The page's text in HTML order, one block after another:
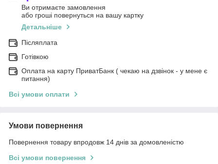
Ви отримаєте замовлення
або гроші повернуться на вашу картку
Детальніше
Післяплата
Готівкою
Оплата на карту ПриватБанк ( чекаю на дзвінок - у мене є
питання)
Всі умови оплати
Умови повернення
Повернення товару впродовж 14 днів за домовленістю
Всі умови повернення